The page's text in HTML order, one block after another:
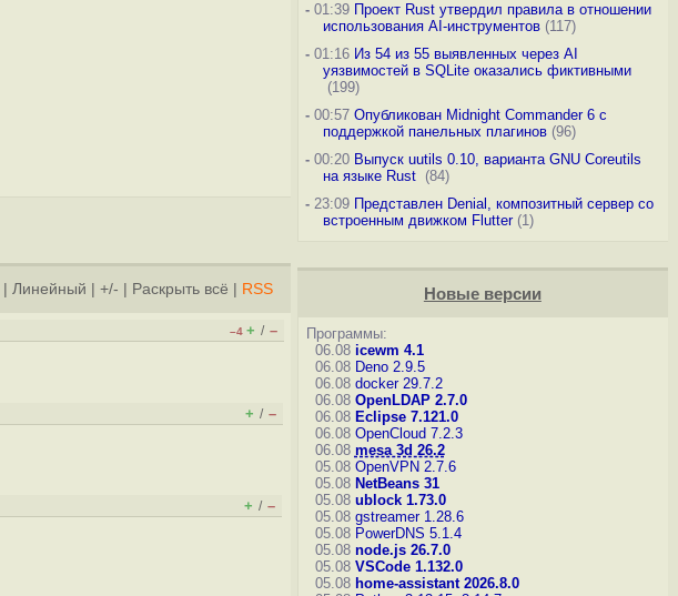
Линейный +/- Раскрыть всё RSS
–4 + / –
+ / –
+ / –
-01:39 Проект Rust утвердил правила в отношении
использования AI-инструментов(117)
-01:16 Из 54 из 55 выявленных через AI
уязвимостей в SQLite оказались фиктивными
(199)
-00:57 Опубликован Midnight Commander 6 c
поддержкой панельных плагинов(96)
-00:20 Выпуск uutils 0.10, варианта GNU Coreutils
на языке Rust (84)
-23:09 Представлен Denial, композитный сервер со
встроенным движком Flutter(1)
Новые версии
Программы:
06.08 icewm 4.1
06.08 Deno 2.9.5
06.08 docker 29.7.2
06.08 OpenLDAP 2.7.0
06.08 Eclipse 7.121.0
06.08 OpenCloud 7.2.3
06.08 mesa 3d 26.2
05.08 OpenVPN 2.7.6
05.08 NetBeans 31
05.08 ublock 1.73.0
05.08 gstreamer 1.28.6
05.08 PowerDNS 5.1.4
05.08 node.js 26.7.0
05.08 VSCode 1.132.0
05.08 home-assistant 2026.8.0